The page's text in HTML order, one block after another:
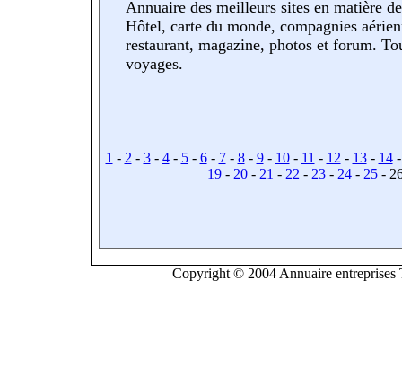
Annuaire des meilleurs sites en matière
Hôtel, carte du monde, compagnies
restaurant, magazine, photos et forum.
voyages.
1 - 2 - 3- 4- 5- 6- 7- 8- 9- 10- 11 - 12 - 13- 14
19- 20- 21 - 22 - 23- 24- 25-
Copyright © 2004 Annuaire entreprises